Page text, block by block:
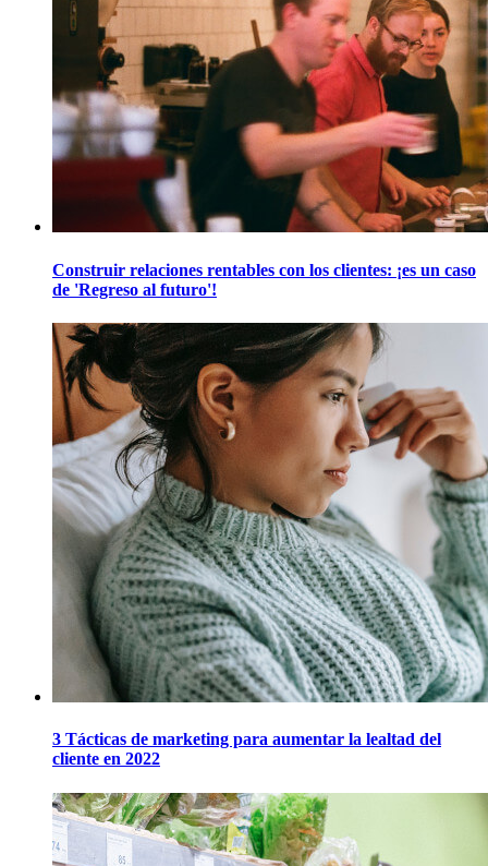
Construir relaciones rentables con los clientes: ¡es un caso
de 'Regreso al futuro'!
3 Tácticas de marketing para aumentar la lealtad del
cliente en 2022